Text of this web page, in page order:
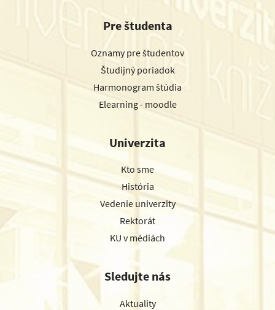
Pre študenta
Oznamy pre študentov
Študijný poriadok
Harmonogram štúdia
Elearning - moodle
Univerzita
Kto sme
História
Vedenie univerzity
Rektorát
KU v médiách
Sledujte nás
Aktuality